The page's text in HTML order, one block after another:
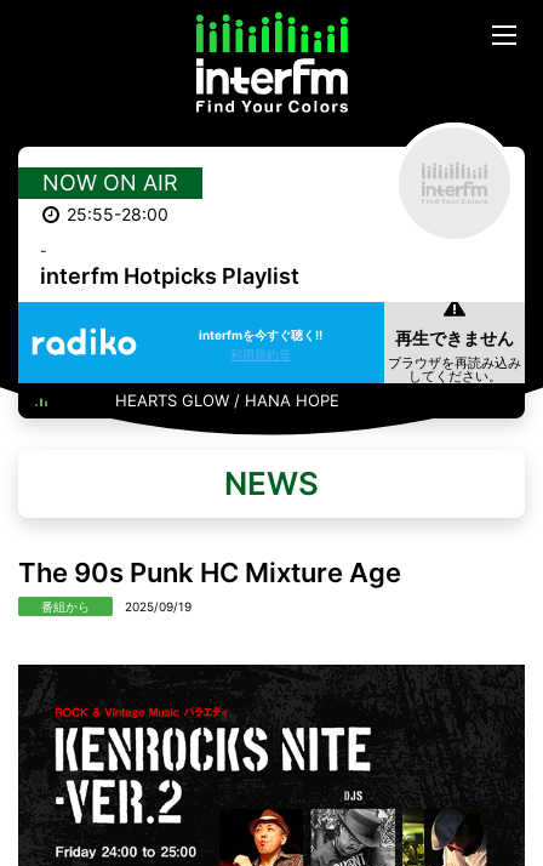
NOW ON AIR
25:55-28:00
-
interfm Hotpicks Playlist
interfmを今すぐ聴く!!
利用規約等
HEARTS GLOW / HANA HOPE
NEWS
The 90s Punk HC Mixture Age
番組から 2025/09/19